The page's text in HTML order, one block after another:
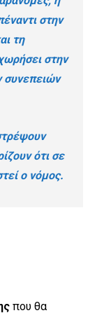
στην
τη
στην
συνεπειών
ότι σε
ο νόμος.
που θα